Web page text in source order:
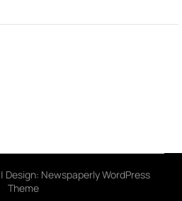
| Design: Newspaperly WordPress
Theme